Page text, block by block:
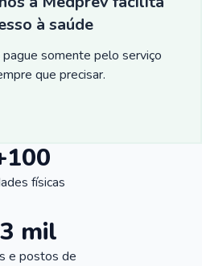
à saúde
somente pelo serviço
que precisar.
físicas
mil
e postos de